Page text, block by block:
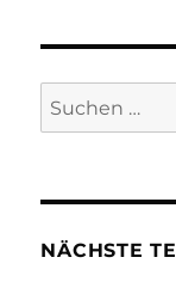
Suchen
nach:
NÄCHSTE